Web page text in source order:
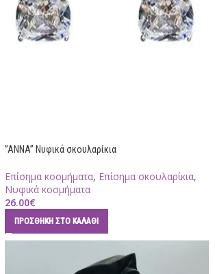
”ANNA” Νυφικά σκουλαρίκια
Επίσημα κοσμήματα, Επίσημα σκουλαρίκια,
Νυφικά κοσμήματα
26.00€
ΠΡΟΣΘΉΚΗ ΣΤΟ ΚΑΛΆΘΙ